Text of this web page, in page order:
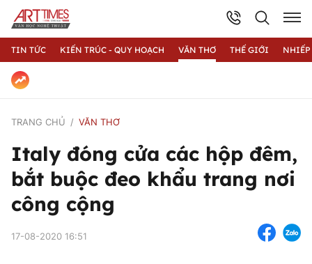
TIN TỨC KIẾN TRÚC - QUY HOẠCH VĂN THƠ THẾ GIỚI
TRANG CHỦ VĂN THƠ
Italy đóng cửa các hộp đêm,
bắt buộc đeo khẩu trang nơi
công cộng
17-08-2020 16:51